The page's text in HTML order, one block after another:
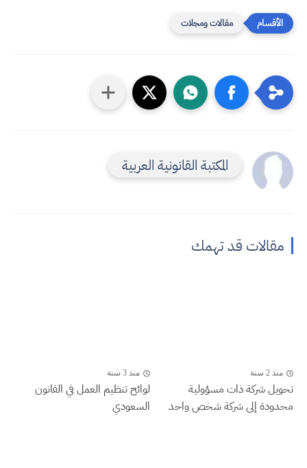
مقالات ومجلات
المكتبة القانونية العربية
مقالات قد تهمك
منذ 2 سنة
تحويل شركة ذات مسؤولية
محدودة إلى شركة شخص واحد
منذ 3 سنة
لوائح تنظيم العمل في القانون
السعودي